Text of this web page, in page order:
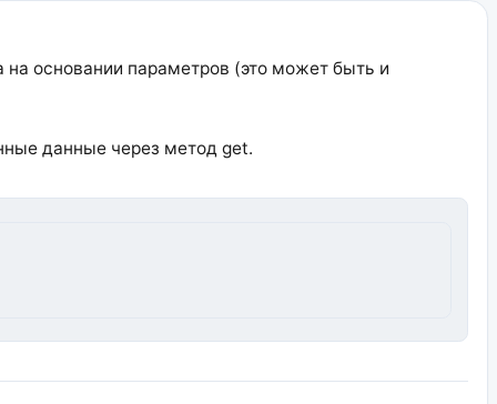
основании параметров (это может быть и
данные через метод get.